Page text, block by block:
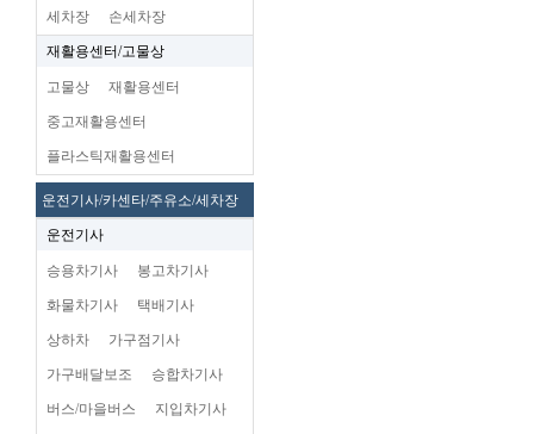
세차장 손세차장
재활용센터/고물상
고물상 재활용센터
중고재활용센터
플라스틱재활용센터
운전기사/카센타/주유소/세차장
운전기사
승용차기사 봉고차기사
화물차기사 택배기사
상하차 가구점기사
가구배달보조 승합차기사
버스/마을버스 지입차기사